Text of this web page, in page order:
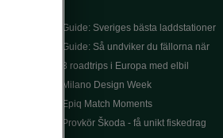
Guide: Sveriges bästa laddstationer
Guide: Så undviker du fällorna när
3 roadtrips i Europa med elbil
Milano Design Week
Epiq Match Moments
Provkör Škoda - få unikt fiskedrag